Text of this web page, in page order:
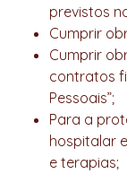
previstos
Cumprir
Cumprir
contratos
Pessoais”;
Para a
hospitalar
e terapias;